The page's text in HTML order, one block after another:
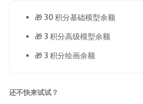
🎁 30 积分基础模型余额
🎁 3 积分高级模型余额
🎁 3 积分绘画余额
还不快来试试？